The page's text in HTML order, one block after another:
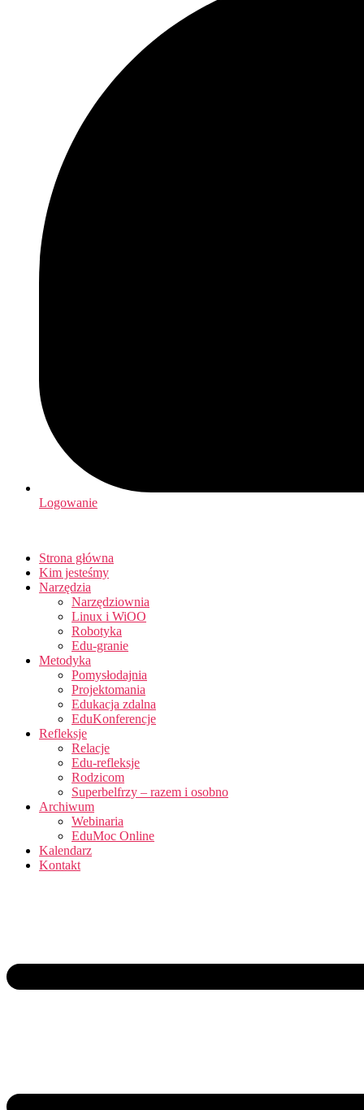
Logowanie
Strona główna
Kim jesteśmy
Narzędzia
Narzędziownia
Linux i WiOO
Robotyka
Edu-granie
Metodyka
Pomysłodajnia
Projektomania
Edukacja zdalna
EduKonferencje
Refleksje
Relacje
Edu-refleksje
Rodzicom
Superbelfrzy – razem i osobno
Archiwum
Webinaria
EduMoc Online
Kalendarz
Kontakt